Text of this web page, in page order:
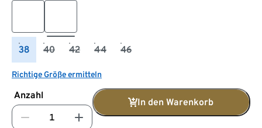
38 40 42 44 46
Richtige Größe ermitteln
Anzahl
In den Warenkorb